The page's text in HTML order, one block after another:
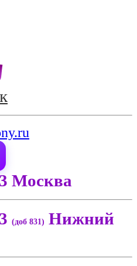
Москва
(доб 831) Нижний